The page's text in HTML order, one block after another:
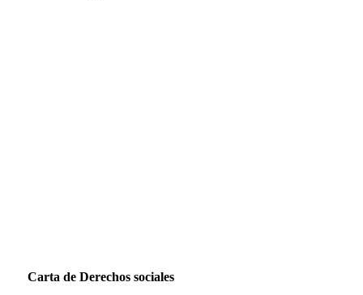
Carta de Derechos sociales